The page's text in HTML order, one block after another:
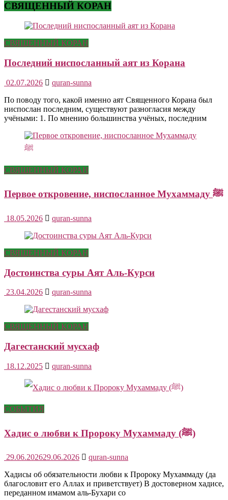
СВЯЩЕННЫЙ КОРАН
СВЯЩЕННЫЙ КОРАН
Последний ниспосланный аят из Корана
02.07.2026
quran-sunna
По поводу того, какой именно аят Священного Корана был
ниспослан последним, существуют разногласия между
учёными: 1. По мнению большинства учёных, последним
СВЯЩЕННЫЙ КОРАН
Первое откровение, ниспосланное Мухаммаду ﷺ
18.05.2026 quran-sunna
СВЯЩЕННЫЙ КОРАН
Достоинства суры Аят Аль-Курси
23.04.2026 quran-sunna
СВЯЩЕННЫЙ КОРАН
Дагестанский мусхаф
18.12.2025 quran-sunna
СОБЫТИЯ
Хадис о любви к Пророку Мухаммаду (ﷺ)
29.06.202629.06.2026
quran-sunna
Хадисы об обязательности любви к Пророку Мухаммаду (да
благословит его Аллах и приветствует) В достоверном хадисе,
переданном имамом аль-Бухари со